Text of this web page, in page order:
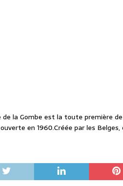
de la Gombe est la toute première
en 1960.Créée par les